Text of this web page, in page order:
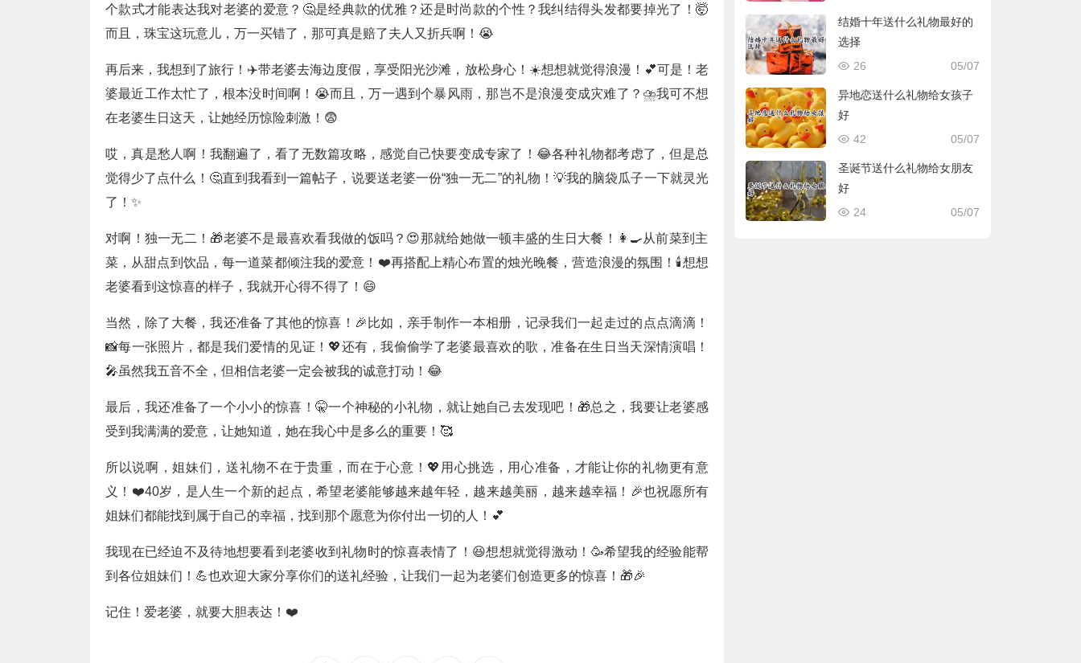
个款式才能表达我对老婆的爱意？🤔是经典款的优雅？还是时尚款的个性？我纠结得头发都要掉光了！🤯
而且，珠宝这玩意儿，万一买错了，那可真是赔了夫人又折兵啊！😭
再后来，我想到了旅行！✈️带老婆去海边度假，享受阳光沙滩，放松身心！☀️想想就觉得浪漫！💕可是！老
婆最近工作太忙了，根本没时间啊！😭而且，万一遇到个暴风雨，那岂不是浪漫变成灾难了？⛈️我可不想
在老婆生日这天，让她经历惊险刺激！😨
哎，真是愁人啊！我翻遍了，看了无数篇攻略，感觉自己快要变成专家了！😂各种礼物都考虑了，但是总
觉得少了点什么！🤔直到我看到一篇帖子，说要送老婆一份“独一无二”的礼物！💡我的脑袋瓜子一下就灵光
了！✨
对啊！独一无二！🎁老婆不是最喜欢看我做的饭吗？😍那就给她做一顿丰盛的生日大餐！👩‍🍳从前菜到主
菜，从甜点到饮品，每一道菜都倾注我的爱意！❤️再搭配上精心布置的烛光晚餐，营造浪漫的氛围！🕯️想想
老婆看到这惊喜的样子，我就开心得不得了！😄
当然，除了大餐，我还准备了其他的惊喜！🎉比如，亲手制作一本相册，记录我们一起走过的点点滴滴！
📸每一张照片，都是我们爱情的见证！💖还有，我偷偷学了老婆最喜欢的歌，准备在生日当天深情演唱！
🎤虽然我五音不全，但相信老婆一定会被我的诚意打动！😂
最后，我还准备了一个小小的惊喜！🤫一个神秘的小礼物，就让她自己去发现吧！🎁总之，我要让老婆感
受到我满满的爱意，让她知道，她在我心中是多么的重要！🥰
所以说啊，姐妹们，送礼物不在于贵重，而在于心意！💖用心挑选，用心准备，才能让你的礼物更有意
义！❤️40岁，是人生一个新的起点，希望老婆能够越来越年轻，越来越美丽，越来越幸福！🎉也祝愿所有
姐妹们都能找到属于自己的幸福，找到那个愿意为你付出一切的人！💕
我现在已经迫不及待地想要看到老婆收到礼物时的惊喜表情了！😆想想就觉得激动！🥳希望我的经验能帮
到各位姐妹们！💪也欢迎大家分享你们的送礼经验，让我们一起为老婆们创造更多的惊喜！🎁🎉
记住！爱老婆，就要大胆表达！❤️
结婚十年送什么礼物最好的
选择
05/07
26
异地恋送什么礼物给女孩子
好
05/07
42
圣诞节送什么礼物给女朋友
好
05/07
24